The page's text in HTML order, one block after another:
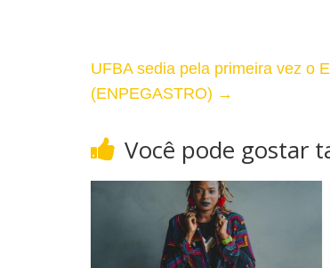
UFBA sedia pela primeira vez o
(ENPEGASTRO) →
Você pode gostar